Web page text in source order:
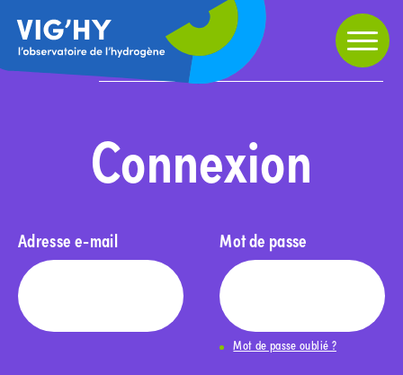
Home»Connexion
Partager
Connexion
Adresse e-mail Mot de passe
Mot de passe oublié ?